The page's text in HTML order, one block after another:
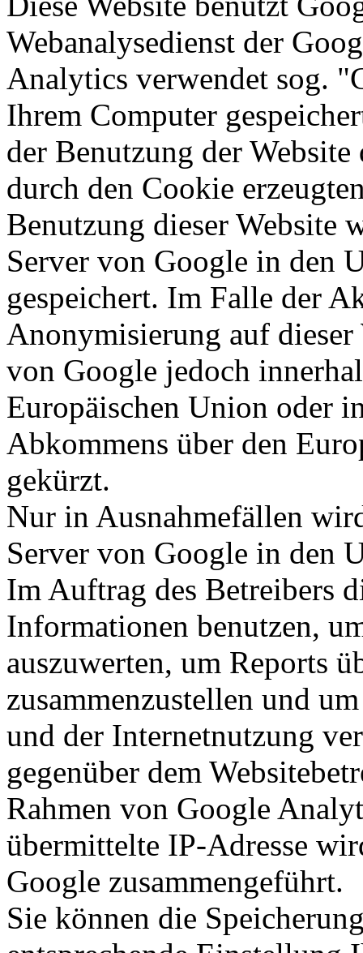
Webanalysedienst der
Analytics verwendet sog.
Ihrem Computer
der Benutzung der
durch den Cookie
Benutzung dieser Website
Server von Google in den
gespeichert. Im Falle der
Anonymisierung auf
von Google jedoch
Europäischen Union oder
Abkommens über den
gekürzt.
Nur in Ausnahmefällen
Server von Google in den
Im Auftrag des Betreibers
Informationen benutzen,
auszuwerten, um Reports
zusammenzustellen und
und der Internetnutzung
gegenüber dem
Rahmen von Google
übermittelte IP-Adresse
Google zusammengeführt.
Sie können die